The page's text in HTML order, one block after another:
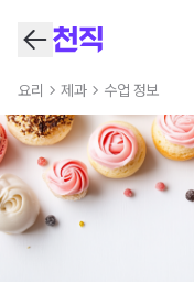
요리 제과 수업 정보